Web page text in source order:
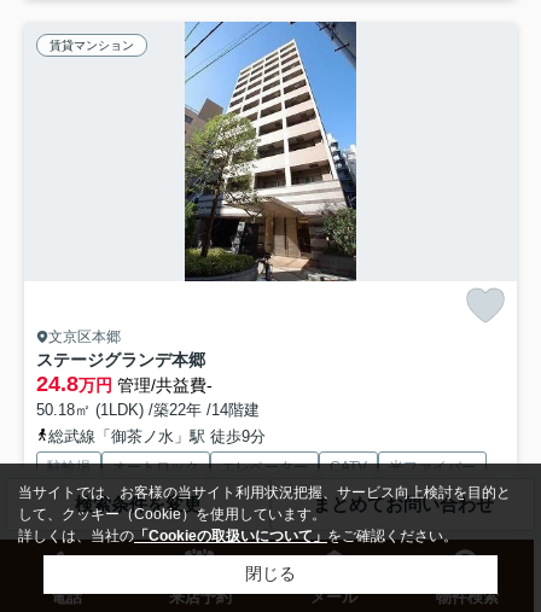
賃貸マンション
文京区本郷
ステージグランデ本郷
24.8万円 管理/共益費-
50.18㎡ (1LDK) /築22年 /14階建
総武線「御茶ノ水」駅 徒歩9分
駐輪場 オートロック エレベーター CATV
光ファイバー
宅配ボックス
設備充実の分譲マンションです。交通アクセス良好、通勤・通学、お買
い物にも便利な立地です。オートロック、モニター付オートロ...
見る
検索条件を変更 まとめてお問い合わせ
電話 来店予約 メール 物件検索
当サイトでは、お客様の当サイト利用状況把握、サービス向上検討を目的と
して、クッキー（Cookie）を使用しています。
詳しくは、当社の「Cookieの取扱いについて」をご確認ください。
閉じる